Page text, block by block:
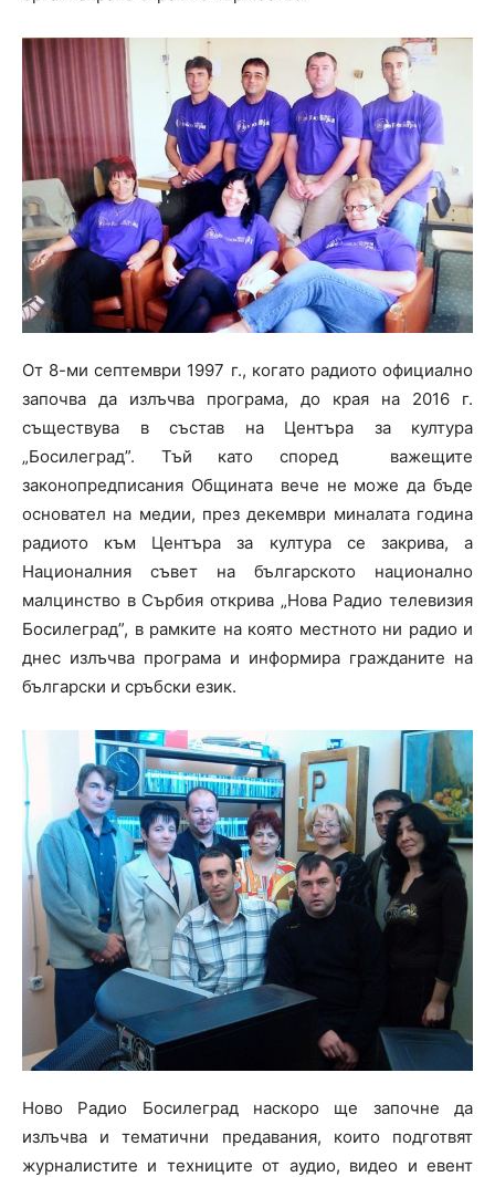
От 8-ми септември 1997 г., когато радиото официално
започва да излъчва програма, до края на 2016 г.
съществува в състав на Центъра за култура
„Босилеград”. Тъй като според важещите
законопредписания Общината вече не може да бъде
основател на медии, през декември миналата година
радиото към Центъра за култура се закрива, а
Националния съвет на българското национално
малцинство в Сърбия открива „Нова Радио телевизия
Босилеград”, в рамките на която местното ни радио и
днес излъчва програма и информира гражданите на
български и сръбски език.
Ново Радио Босилеград наскоро ще започне да
излъчва и тематични предавания, които подготвят
журналистите и техниците от аудио, видео и евент